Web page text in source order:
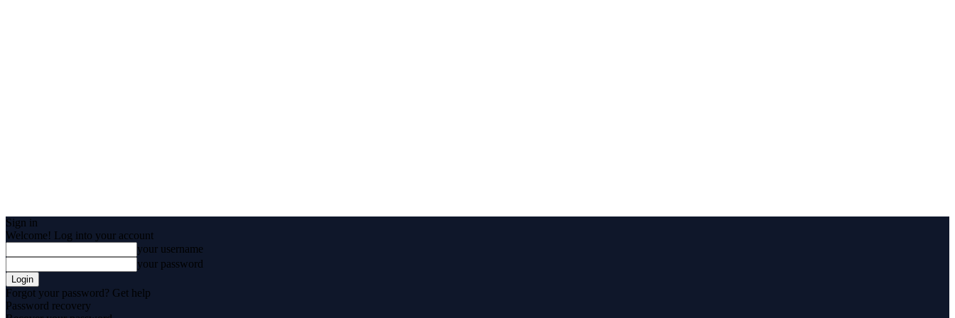
Sign in
Welcome! Log into your account
your username
your password
Forgot your password? Get help
Password recovery